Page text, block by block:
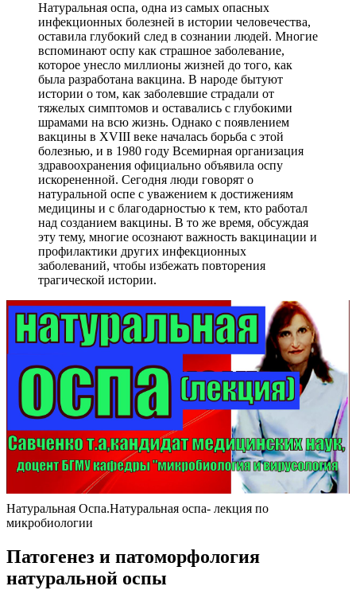
Натуральная оспа, одна из самых опасных
инфекционных болезней в истории человечества,
оставила глубокий след в сознании людей. Многие
вспоминают оспу как страшное заболевание,
которое унесло миллионы жизней до того, как
была разработана вакцина. В народе бытуют
истории о том, как заболевшие страдали от
тяжелых симптомов и оставались с глубокими
шрамами на всю жизнь. Однако с появлением
вакцины в XVIII веке началась борьба с этой
болезнью, и в 1980 году Всемирная организация
здравоохранения официально объявила оспу
искорененной. Сегодня люди говорят о
натуральной оспе с уважением к достижениям
медицины и с благодарностью к тем, кто работал
над созданием вакцины. В то же время, обсуждая
эту тему, многие осознают важность вакцинации и
профилактики других инфекционных
заболеваний, чтобы избежать повторения
трагической истории.
Натуральная Оспа.Натуральная оспа- лекция по
микробиологии
Патогенез и патоморфология
натуральной оспы